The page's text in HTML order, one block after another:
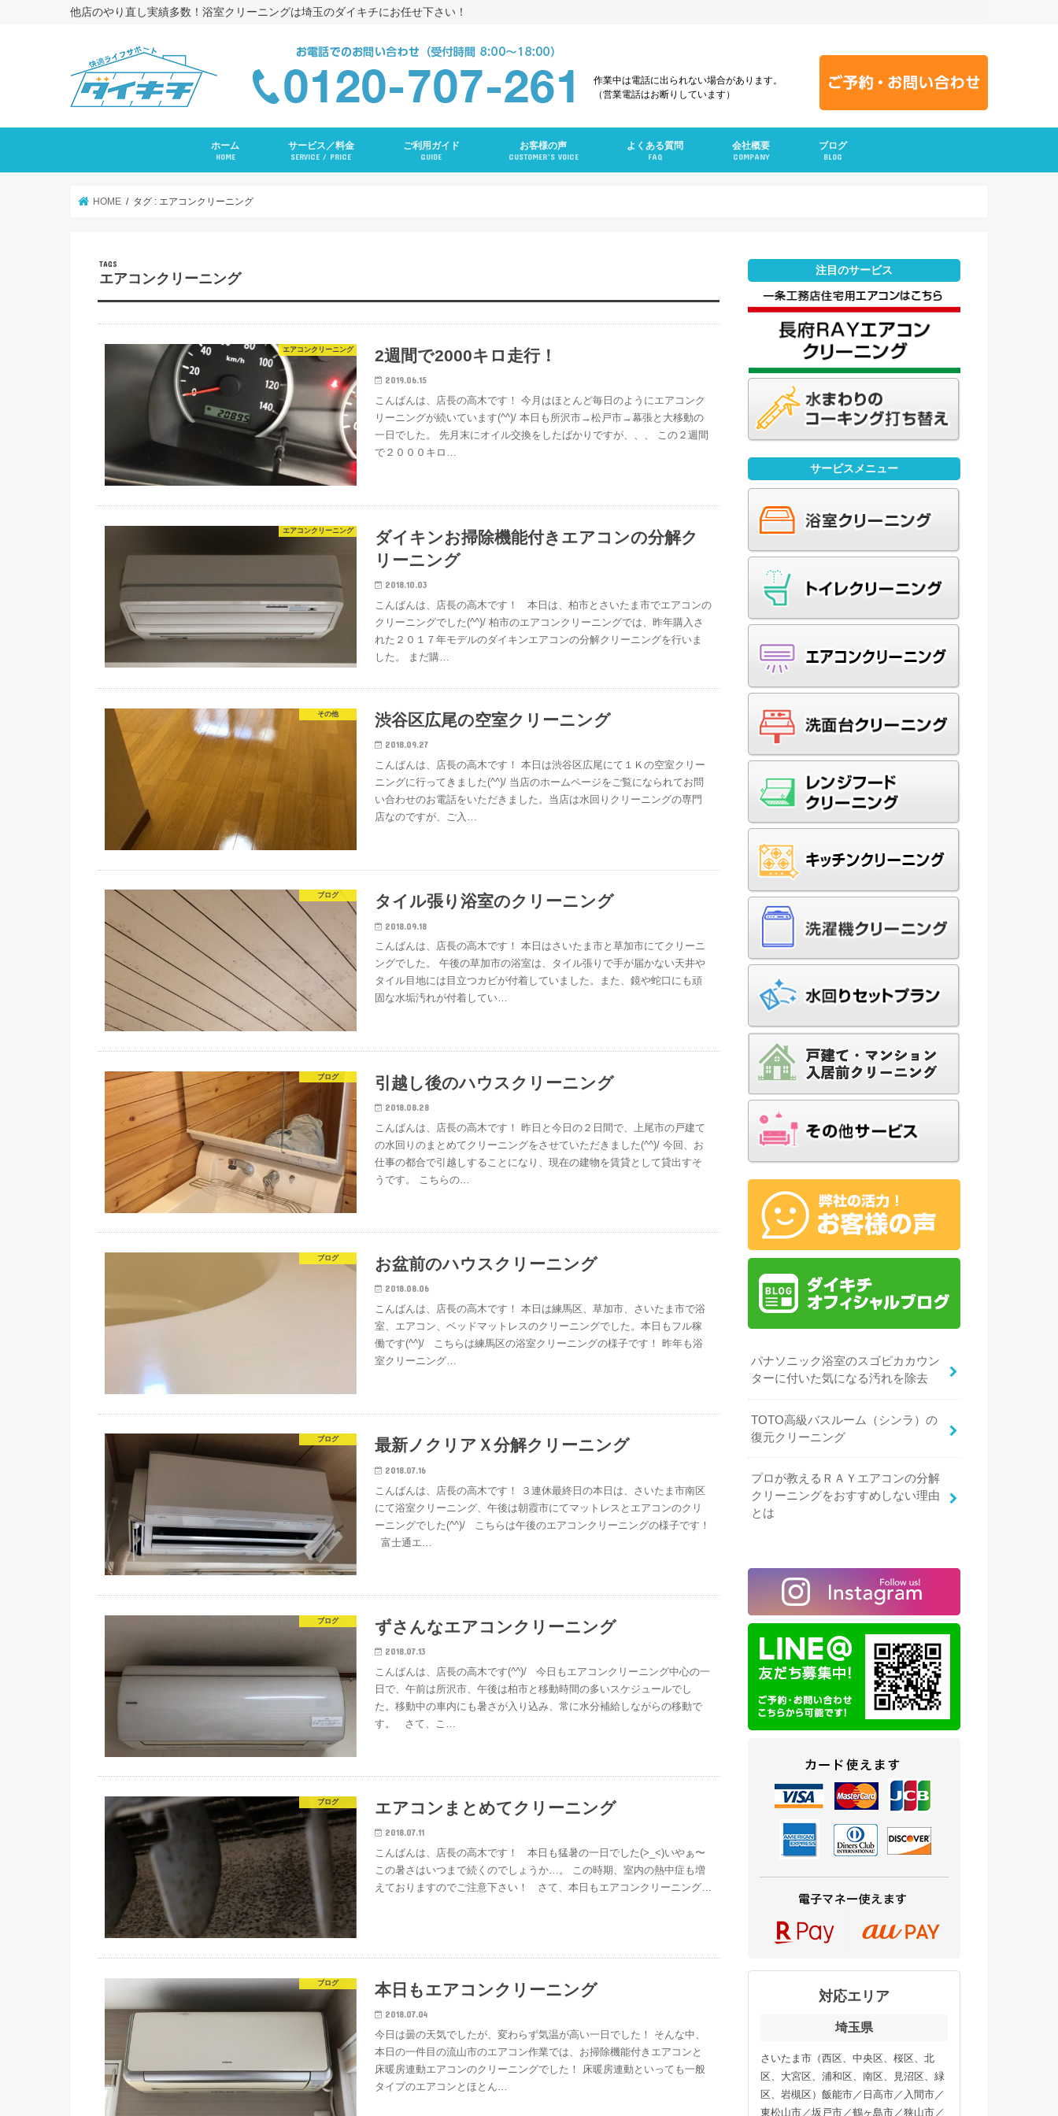
他店のやり直し実績多数！浴室クリーニングは埼玉のダイキチにお任せ下さい！
作業中は電話に出られない場合があります。
（営業電話はお断りしています）
ホーム
HOME
サービス／料金
SERVICE / PRICE
ご利用ガイド
GUIDE
お客様の声
CUSTOMER’S VOICE
よくある質問
FAQ
会社概要
COMPANY
ブログ
BLOG
HOME タグ : エアコンクリーニング
エアコンクリーニング
エアコンクリーニング 2週間で2000キロ走行！
2019.06.15
こんばんは、店長の高木です！ 今月はほとんど毎日のようにエアコンク
リーニングが続いています(^^)/ 本日も所沢市→松戸市→幕張と大移動の
一日でした。 先月末にオイル交換をしたばかりですが、、、 この２週間
で２０００キロ…
エアコンクリーニング
ダイキンお掃除機能付きエアコンの分解ク
リーニング
2018.10.03
こんばんは、店長の高木です！ 本日は、柏市とさいたま市でエアコンの
クリーニングでした(^^)/ 柏市のエアコンクリーニングでは、昨年購入さ
れた２０１７年モデルのダイキンエアコンの分解クリーニングを行いま
した。 まだ購…
その他 渋谷区広尾の空室クリーニング
2018.09.27
こんばんは、店長の高木です！ 本日は渋谷区広尾にて１Ｋの空室クリー
ニングに行ってきました(^^)/ 当店のホームページをご覧になられてお問
い合わせのお電話をいただきました。当店は水回りクリーニングの専門
店なのですが、ご入…
ブログ タイル張り浴室のクリーニング
2018.09.18
こんばんは、店長の高木です！ 本日はさいたま市と草加市にてクリーニ
ングでした。 午後の草加市の浴室は、タイル張りで手が届かない天井や
タイル目地には目立つカビが付着していました。また、鏡や蛇口にも頑
固な水垢汚れが付着してい…
ブログ 引越し後のハウスクリーニング
2018.08.28
こんばんは、店長の高木です！ 昨日と今日の２日間で、上尾市の戸建て
の水回りのまとめてクリーニングをさせていただきました(^^)/ 今回、お
仕事の都合で引越しすることになり、現在の建物を賃貸として貸出すそ
うです。 こちらの…
ブログ お盆前のハウスクリーニング
2018.08.06
こんばんは、店長の高木です！ 本日は練馬区、草加市、さいたま市で浴
室、エアコン、ベッドマットレスのクリーニングでした。本日もフル稼
働です(^^)/ こちらは練馬区の浴室クリーニングの様子です！ 昨年も浴
室クリーニング…
ブログ 最新ノクリアＸ分解クリーニング
2018.07.16
こんばんは、店長の高木です！ ３連休最終日の本日は、さいたま市南区
にて浴室クリーニング、午後は朝霞市にてマットレスとエアコンのクリ
ーニングでした(^^)/ こちらは午後のエアコンクリーニングの様子です！
富士通エ…
ブログ ずさんなエアコンクリーニング
2018.07.13
こんばんは、店長の高木です(^^)/ 今日もエアコンクリーニング中心の一
日で、午前は所沢市、午後は柏市と移動時間の多いスケジュールでし
た。移動中の車内にも暑さが入り込み、常に水分補給しながらの移動で
す。 さて、こ…
ブログ エアコンまとめてクリーニング
2018.07.11
こんばんは、店長の高木です！ 本日も猛暑の一日でした(>_<)いやぁ〜
この暑さはいつまで続くのでしょうか…。 この時期、室内の熱中症も増
えておりますのでご注意下さい！ さて、本日もエアコンクリーニング…
ブログ 本日もエアコンクリーニング
2018.07.04
今日は曇の天気でしたが、変わらず気温が高い一日でした！ そんな中、
本日の一件目の流山市のエアコン作業では、お掃除機能付きエアコンと
床暖房連動エアコンのクリーニングでした！ 床暖房連動といっても一般
タイプのエアコンとほとん…
注目のサービス
サービスメニュー
パナソニック浴室のスゴピカカウン
ターに付いた気になる汚れを除去
TOTO高級バスルーム（シンラ）の
復元クリーニング
プロが教えるＲＡＹエアコンの分解
クリーニングをおすすめしない理由
とは
対応エリア
埼玉県
さいたま市（西区、中央区、桜区、北
区、大宮区、浦和区、南区、見沼区、緑
区、岩槻区）飯能市／日高市／入間市／
東松山市／坂戸市／鶴ヶ島市／狭山市／